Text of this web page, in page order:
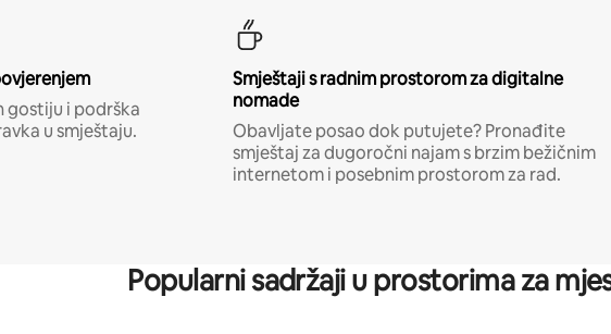
gostiju i podrška
u smještaju.
Smještaji s radnim prostorom za digitalne
nomade
Obavljate posao dok putujete? Pronađite
smještaj za dugoročni najam s brzim bežičnim
internetom i posebnim prostorom za rad.
Popularni sadržaji u prostorima za